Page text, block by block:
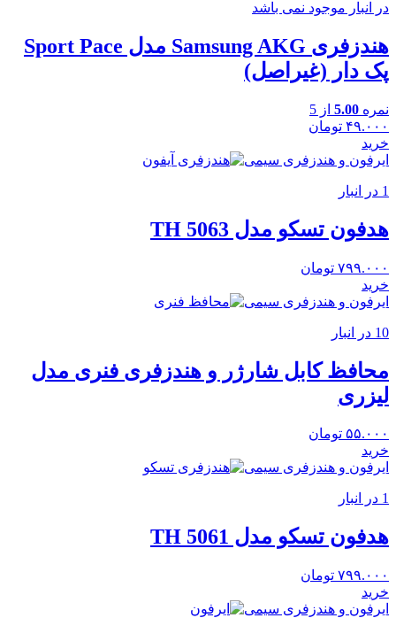
در انبار موجود نمی باشد
هندزفری Samsung AKG مدل Sport Pace
پک دار (غیراصل)
نمره 5.00 از 5
۴۹.۰۰۰ تومان
خرید
ایرفون و هندزفری سیمی
1 در انبار
هدفون تسکو مدل TH 5063
۷۹۹.۰۰۰ تومان
خرید
ایرفون و هندزفری سیمی
10 در انبار
محافظ کابل شارژر و هندزفری فنری مدل
لیزری
۵۵.۰۰۰ تومان
خرید
ایرفون و هندزفری سیمی
1 در انبار
هدفون تسکو مدل TH 5061
۷۹۹.۰۰۰ تومان
خرید
ایرفون و هندزفری سیمی